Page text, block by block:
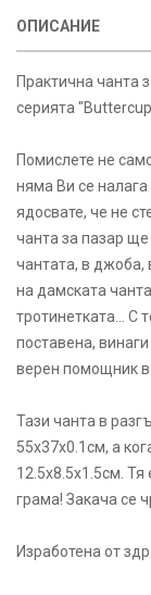
ОПИСАНИЕ
Практична чанта
серията
Помислете не
няма Ви се
ядосвате, че не
чанта за пазар
чантата, в джоба,
на дамската
тротинетката... С
поставена,
верен помощник
Тази чанта в
55х37х0.1см, а
12.5х8.5х1.5см.
грама! Закача се
Изработена от